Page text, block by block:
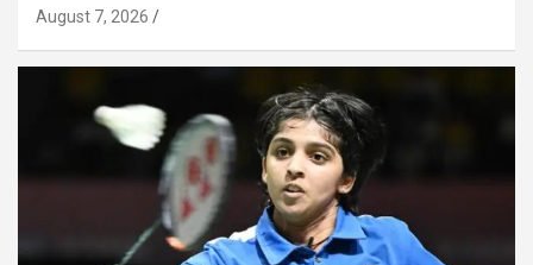
August 7, 2026